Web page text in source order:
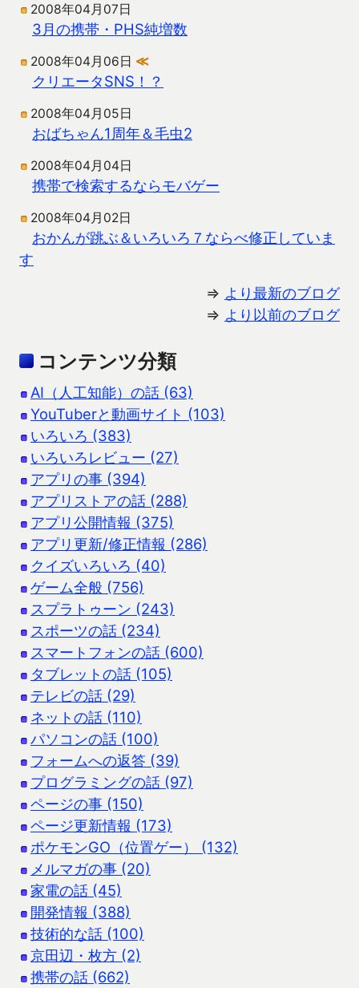
2008年04月07日
3月の携帯・PHS純増数
2008年04月06日 ≪
クリエータSNS！？
2008年04月05日
おばちゃん1周年＆毛虫2
2008年04月04日
携帯で検索するならモバゲー
2008年04月02日
おかんが跳ぶ＆いろいろ７ならべ修正していま
す
⇒ より最新のブログ
⇒ より以前のブログ
コンテンツ分類
AI（人工知能）の話 (63)
YouTuberと動画サイト (103)
いろいろ (383)
いろいろレビュー (27)
アプリの事 (394)
アプリストアの話 (288)
アプリ公開情報 (375)
アプリ更新/修正情報 (286)
クイズいろいろ (40)
ゲーム全般 (756)
スプラトゥーン (243)
スポーツの話 (234)
スマートフォンの話 (600)
タブレットの話 (105)
テレビの話 (29)
ネットの話 (110)
パソコンの話 (100)
フォームへの返答 (39)
プログラミングの話 (97)
ページの事 (150)
ページ更新情報 (173)
ポケモンGO（位置ゲー） (132)
メルマガの事 (20)
家電の話 (45)
開発情報 (388)
技術的な話 (100)
京田辺・枚方 (2)
携帯の話 (662)